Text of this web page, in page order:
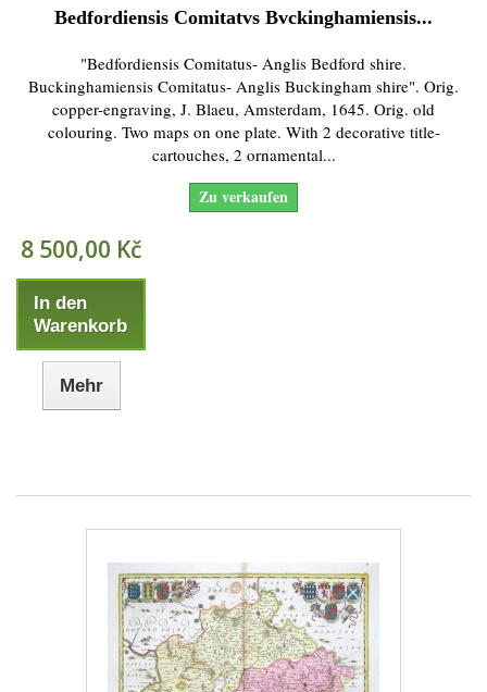
Bedfordiensis Comitatvs Bvckinghamiensis...
"Bedfordiensis Comitatus- Anglis Bedford shire.
Buckinghamiensis Comitatus- Anglis Buckingham shire". Orig.
copper-engraving, J. Blaeu, Amsterdam, 1645. Orig. old
colouring. Two maps on one plate. With 2 decorative title-
cartouches, 2 ornamental...
Zu verkaufen
8 500,00 Kč
In den
Warenkorb
Mehr